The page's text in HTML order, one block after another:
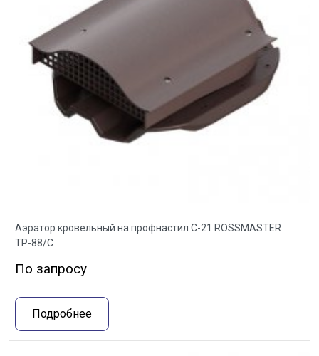
Аэратор кровельный на профнастил С-21 ROSSMASTER
ТР-88/С
По запросу
Подробнее